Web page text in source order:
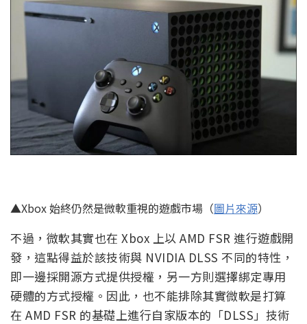
▲Xbox 始終仍然是微軟重視的遊戲市場（圖片來源）
不過，微軟其實也在 Xbox 上以 AMD FSR 進行遊戲開
發，這點得益於該技術與 NVIDIA DLSS 不同的特性，
即一邊採開源方式提供授權，另一方則選擇綁定專用
硬體的方式授權。因此，也不能排除其實微軟是打算
在 AMD FSR 的基礎上進行自家版本的「DLSS」技術